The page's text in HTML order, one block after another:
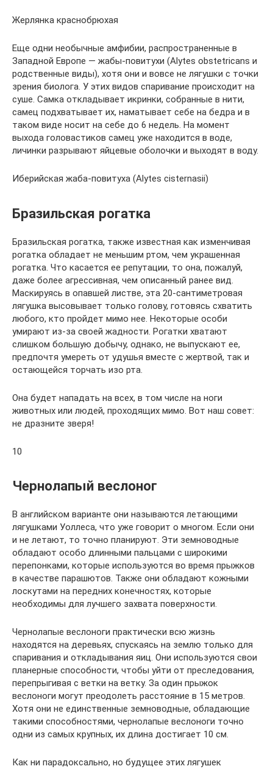
Жерлянка краснобрюхая
Еще одни необычные амфибии, распространенные в
Западной Европе — жабы-повитухи (Alytes obstetricans и
родственные виды), хотя они и вовсе не лягушки с точки
зрения биолога. У этих видов спаривание происходит на
суше. Самка откладывает икринки, собранные в нити,
самец подхватывает их, наматывает себе на бедра и в
таком виде носит на себе до 6 недель. На момент
выхода головастиков самец уже находится в воде,
личинки разрывают яйцевые оболочки и выходят в воду.
Иберийская жаба-повитуха (Alytes cisternasii)
Бразильская рогатка
Бразильская рогатка, также известная как изменчивая
рогатка обладает не меньшим ртом, чем украшенная
рогатка. Что касается ее репутации, то она, пожалуй,
даже более агрессивная, чем описанный ранее вид.
Маскируясь в опавшей листве, эта 20-сантиметровая
лягушка высовывает только голову, готовясь схватить
любого, кто пройдет мимо нее. Некоторые особи
умирают из-за своей жадности. Рогатки хватают
слишком большую добычу, однако, не выпускают ее,
предпочтя умереть от удушья вместе с жертвой, так и
остающейся торчать изо рта.
Она будет нападать на всех, в том числе на ноги
животных или людей, проходящих мимо. Вот наш совет:
не дразните зверя!
10
Чернолапый веслоног
В английском варианте они называются летающими
лягушками Уоллеса, что уже говорит о многом. Если они
и не летают, то точно планируют. Эти земноводные
обладают особо длинными пальцами с широкими
перепонками, которые используются во время прыжков
в качестве парашютов. Также они обладают кожными
лоскутами на передних конечностях, которые
необходимы для лучшего захвата поверхности.
Чернолапые веслоноги практически всю жизнь
находятся на деревьях, спускаясь на землю только для
спаривания и откладывания яиц. Они используются свои
планерные способности, чтобы уйти от преследования,
перепрыгивая с ветки на ветку. За один прыжок
веслоноги могут преодолеть расстояние в 15 метров.
Хотя они не единственные земноводные, обладающие
такими способностями, чернолапые веслоноги точно
одни из самых крупных, их длина достигает 10 см.
Как ни парадоксально, но будущее этих лягушек